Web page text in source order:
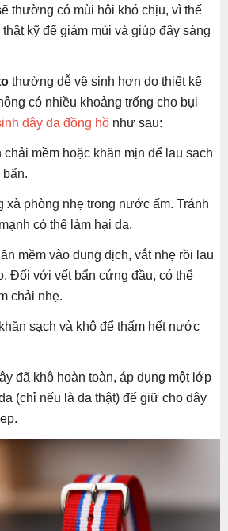
thường có mùi hôi khó chịu, vì thế
kỹ để giảm mùi và giúp đây sáng
thường dễ vệ sinh hơn do thiết kế
có nhiều khoảng trống cho bụi
dây da đồng hồ như sau:
mềm hoặc khăn mịn để lau sạch
bẩn.
xà phòng nhẹ trong nước ấm. Tránh
có thể làm hại da.
mềm vào dung dịch, vắt nhẹ rồi lau
Đối với vết bẩn cứng đầu, có thể
chải nhẹ.
sạch và khô để thấm hết nước
đã khô hoàn toàn, áp dụng một lớp
(chỉ nếu là da thật) để giữ cho dây